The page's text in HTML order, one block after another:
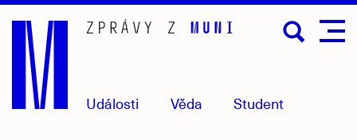
Přejít
hlavní
obsah
Události Věda Student